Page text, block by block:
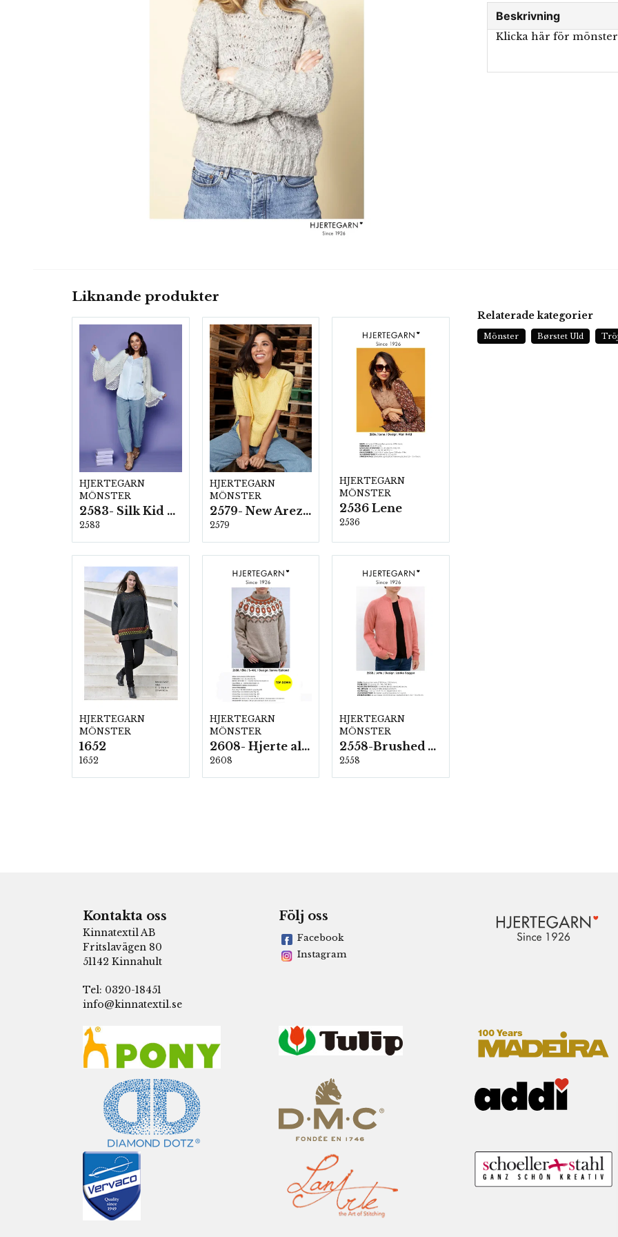
Beskrivning
Klicka här för mönster
Liknande produkter
HJERTEGARN
MÖNSTER
2583- Silk Kid Mohair
2583
HJERTEGARN
MÖNSTER
2579- New Arezzo
2579
HJERTEGARN
MÖNSTER
2536 Lene
2536
HJERTEGARN
MÖNSTER
1652
1652
HJERTEGARN
MÖNSTER
2608- Hjerte alpacka
2608
HJERTEGARN
MÖNSTER
2558-Brushed Armonia
2558
Relaterade kategorier
Mönster Børstet Uld
Kontakta oss
Kinnatextil AB
Fritslavägen 80
51142 Kinnahult
Tel: 0320-18451
info@kinnatextil.se
Följ oss
Facebook
Instagram